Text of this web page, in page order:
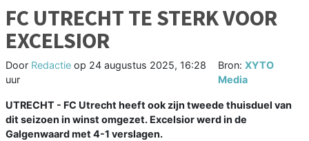
FC UTRECHT TE STERK VOOR
EXCELSIOR
Door Redactie op 24 augustus 2025, 16:28
uur
Bron:XYTO
Media
UTRECHT - FC Utrecht heeft ook zijn tweede thuisduel van
dit seizoen in winst omgezet. Excelsior werd in de
Galgenwaard met 4-1 verslagen.